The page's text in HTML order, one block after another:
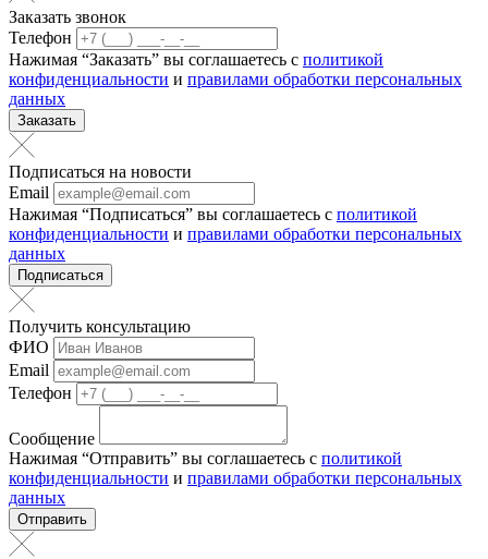
Заказать звонок
Телефон
Нажимая “Заказать” вы соглашаетесь с политикой
конфиденциальности и правилами обработки персональных
данных
Заказать
Подписаться на новости
Email
Нажимая “Подписаться” вы соглашаетесь с политикой
конфиденциальности и правилами обработки персональных
данных
Подписаться
Получить консультацию
ФИО
Email
Телефон
Сообщение
Нажимая “Отправить” вы соглашаетесь с политикой
конфиденциальности и правилами обработки персональных
данных
Отправить